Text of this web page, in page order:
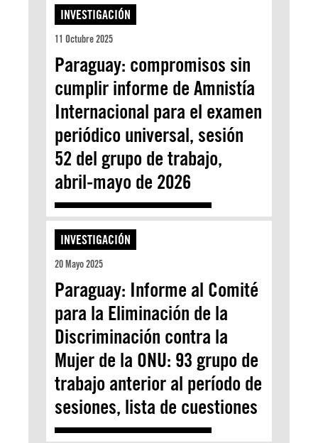
INVESTIGACIÓN
11 Octubre 2025
Paraguay: compromisos sin
cumplir informe de Amnistía
Internacional para el examen
periódico universal, sesión
52 del grupo de trabajo,
abril-mayo de 2026
INVESTIGACIÓN
20 Mayo 2025
Paraguay: Informe al Comité
para la Eliminación de la
Discriminación contra la
Mujer de la ONU: 93 grupo de
trabajo anterior al período de
sesiones, lista de cuestiones